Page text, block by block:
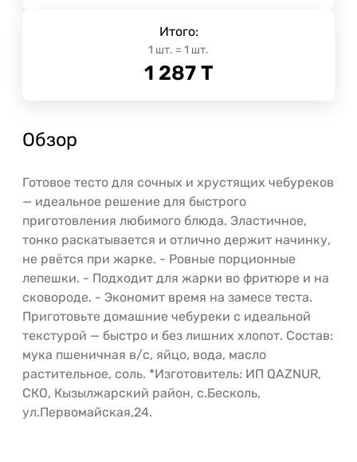
Итого:
1 шт. = 1 шт.
1 287 Т
Обзор
Готовое тесто для сочных и хрустящих чебуреков
— идеальное решение для быстрого
приготовления любимого блюда. Эластичное,
тонко раскатывается и отлично держит начинку,
не рвётся при жарке. - Ровные порционные
лепешки. - Подходит для жарки во фритюре и на
сковороде. - Экономит время на замесе теста.
Приготовьте домашние чебуреки с идеальной
текстурой — быстро и без лишних хлопот. Состав:
мука пшеничная в/с, яйцо, вода, масло
растительное, соль. *Изготовитель: ИП QAZNUR,
СКО, Кызылжарский район, с.Бесколь,
ул.Первомайская,24.